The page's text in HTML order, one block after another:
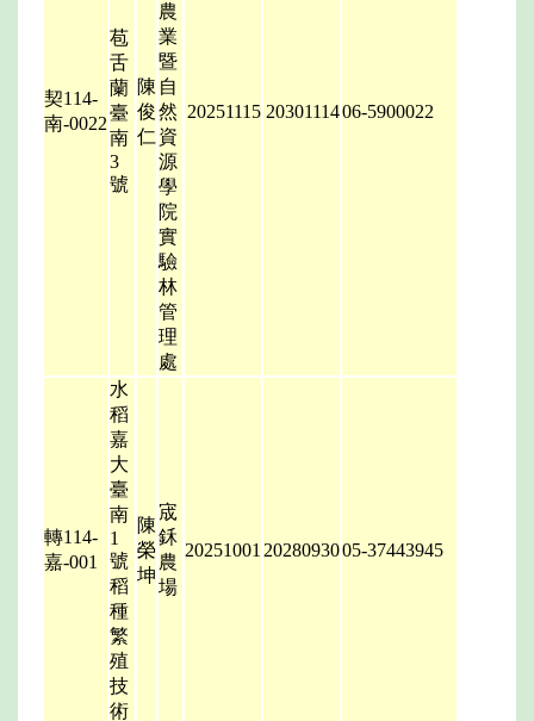
契114-
南-0022
苞
舌
蘭
臺
南
3
號
陳
俊
仁
農
業
暨
自
然
資
源
學
院
實
驗
林
管
理
處
20251115 2030111406-5900022
轉114-
嘉-001
水
稻
嘉
大
臺
南
1
號
稻
種
繁
殖
技
術
陳
榮
坤
宬
鉌
農
場
20251001 2028093005-37443945